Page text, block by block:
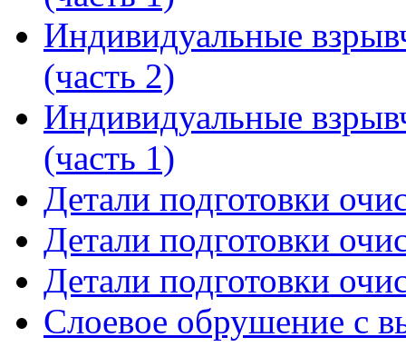
Индивидуальные
(часть 2)
Индивидуальные
(часть 1)
Детали подготовки
Детали подготовки
Детали подготовки
Cлоевое обрушение с